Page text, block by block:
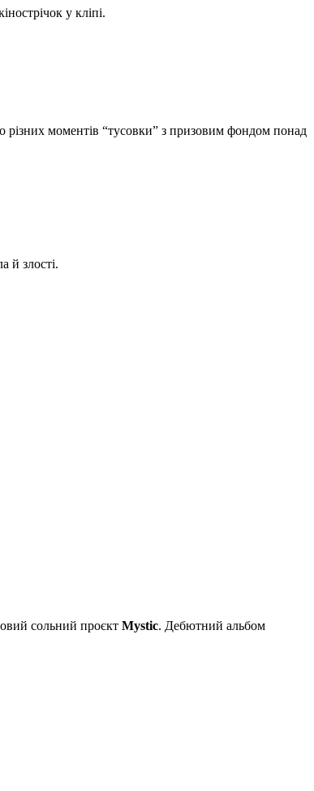
у кліпі.
моментів “тусовки” з призовим фондом понад
й злості.
сольний проєкт Mystic. Дебютний альбом